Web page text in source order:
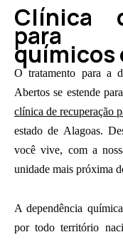
Clínica
para
químicos
O tratamento para a
Abertos se estende
clínica de recuperação
estado de Alagoas.
você vive, com a
unidade mais próxima
A dependência
por todo território